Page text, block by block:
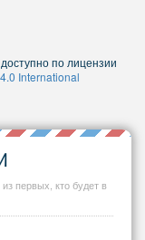
по лицензии
International
первых, кто будет в